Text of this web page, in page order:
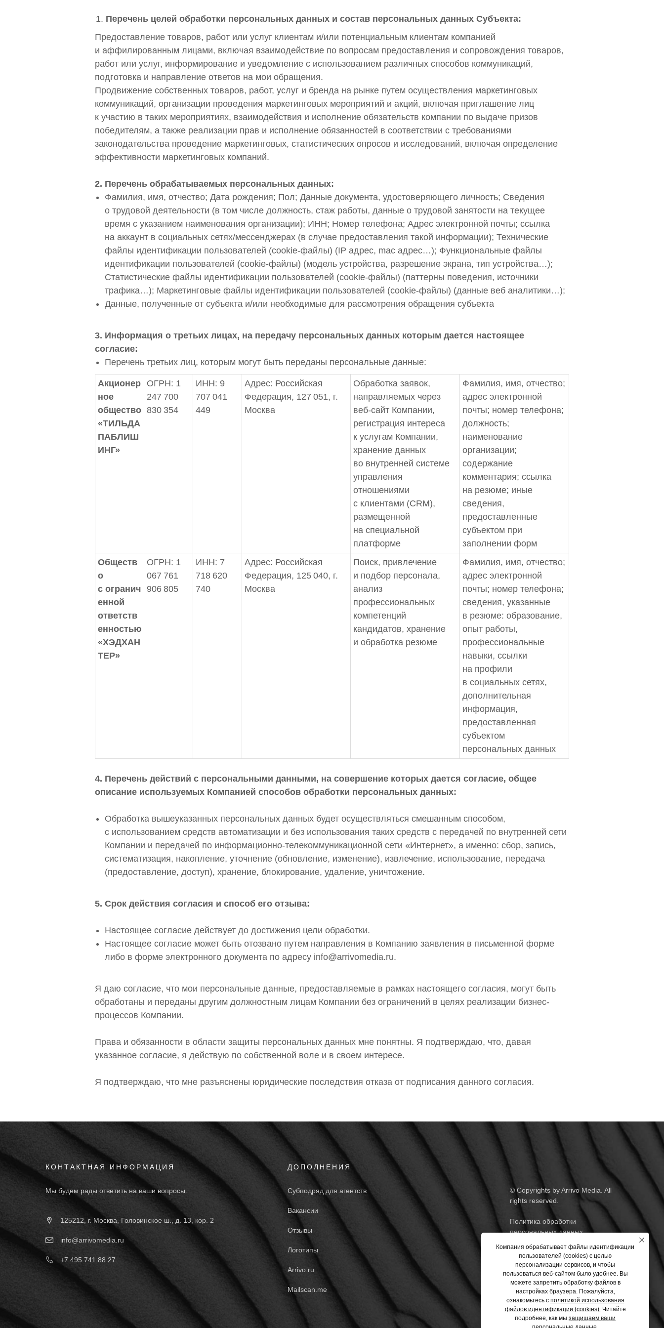
Компания обрабатывает файлы идентификации
пользователей (cookies) с целью
персонализации сервисов, и чтобы
пользоваться веб-сайтом было удобнее. Вы
можете запретить обработку файлов в
настройках браузера. Пожалуйста,
ознакомьтесь с политикой использования
файлов идентификации (cookies).Читайте
подробнее, как мы защищаем ваши
Перечень целей обработки персональных данных и состав персональных данных Субъекта:
Предоставление товаров, работ или услуг клиентам и/или потенциальным клиентам компанией
и аффилированным лицами, включая взаимодействие по вопросам предоставления и сопровождения товаров,
работ или услуг, информирование и уведомление с использованием различных способов коммуникаций,
подготовка и направление ответов на мои обращения.
Продвижение собственных товаров, работ, услуг и бренда на рынке путем осуществления маркетинговых
коммуникаций, организации проведения маркетинговых мероприятий и акций, включая приглашение лиц
к участию в таких мероприятиях, взаимодействия и исполнение обязательств компании по выдаче призов
победителям, а также реализации прав и исполнение обязанностей в соответствии с требованиями
законодательства проведение маркетинговых, статистических опросов и исследований, включая определение
эффективности маркетинговых компаний.
2. Перечень обрабатываемых персональных данных:
Фамилия, имя, отчество; Дата рождения; Пол; Данные документа, удостоверяющего личность; Сведения
о трудовой деятельности (в том числе должность, стаж работы, данные о трудовой занятости на текущее
время с указанием наименования организации); ИНН; Номер телефона; Адрес электронной почты; ссылка
на аккаунт в социальных сетях/мессенджерах (в случае предоставления такой информации); Технические
файлы идентификации пользователей (cookie-файлы) (IP адрес, mac адрес…); Функциональные файлы
идентификации пользователей (cookie-файлы) (модель устройства, разрешение экрана, тип устройства…);
Статистические файлы идентификации пользователей (cookie-файлы) (паттерны поведения, источники
трафика…); Маркетинговые файлы идентификации пользователей (cookie-файлы) (данные веб аналитики…);
Данные, полученные от субъекта и/или необходимые для рассмотрения обращения субъекта
3. Информация о третьих лицах, на передачу персональных данных которым дается настоящее
согласие:
Перечень третьих лиц, которым могут быть переданы персональные данные:
Акционер
ное
общество
«ТИЛЬДА
ПАБЛИШ
ИНГ»
ОГРН: 1
247 700
830 354
ИНН: 9
707 041
449
Адрес: Российская
Федерация, 127 051, г.
Москва
Обработка заявок,
направляемых через
веб-сайт Компании,
регистрация интереса
к услугам Компании,
хранение данных
во внутренней системе
управления
отношениями
с клиентами (CRM),
размещенной
на специальной
платформе
Фамилия, имя, отчество;
адрес электронной
почты; номер телефона;
должность;
наименование
организации;
содержание
комментария; ссылка
на резюме; иные
сведения,
предоставленные
субъектом при
заполнении форм
Обществ
о
с огранич
енной
ответств
енностью
«ХЭДХАН
ТЕР»
ОГРН: 1
067 761
906 805
ИНН: 7
718 620
740
Адрес: Российская
Федерация, 125 040, г.
Москва
Поиск, привлечение
и подбор персонала,
анализ
профессиональных
компетенций
кандидатов, хранение
и обработка резюме
Фамилия, имя, отчество;
адрес электронной
почты; номер телефона;
сведения, указанные
в резюме: образование,
опыт работы,
профессиональные
навыки, ссылки
на профили
в социальных сетях,
дополнительная
информация,
предоставленная
субъектом
персональных данных
4. Перечень действий с персональными данными, на совершение которых дается согласие, общее
описание используемых Компанией способов обработки персональных данных:
Обработка вышеуказанных персональных данных будет осуществляться смешанным способом,
с использованием средств автоматизации и без использования таких средств с передачей по внутренней сети
Компании и передачей по информационно-телекоммуникационной сети «Интернет», а именно: сбор, запись,
систематизация, накопление, уточнение (обновление, изменение), извлечение, использование, передача
(предоставление, доступ), хранение, блокирование, удаление, уничтожение.
5. Срок действия согласия и способ его отзыва:
Настоящее согласие действует до достижения цели обработки.
Настоящее согласие может быть отозвано путем направления в Компанию заявления в письменной форме
либо в форме электронного документа по адресу info@arrivomedia.ru.
Я даю согласие, что мои персональные данные, предоставляемые в рамках настоящего согласия, могут быть
обработаны и переданы другим должностным лицам Компании без ограничений в целях реализации бизнес-
процессов Компании.
Права и обязанности в области защиты персональных данных мне понятны. Я подтверждаю, что, давая
указанное согласие, я действую по собственной воле и в своем интересе.
Я подтверждаю, что мне разъяснены юридические последствия отказа от подписания данного согласия.
КОНТАКТНАЯ ИНФОРМАЦИЯ
Мы будем рады ответить на ваши вопросы.
125212, г. Москва, Головинское ш., д. 13, кор. 2
info@arrivomedia.ru
+7 495 741 88 27
ДОПОЛНЕНИЯ
Субподряд для агентств
Вакансии
Логотипы
Отзывы
Arrivo.ru
Mailscan.me
© Copyrights by Arrivo Media. All
rights reserved.
Политика обработки
персональных данных
Согласие на обработку
персональных данных
Политика использования COOKIE-
ФАЙЛОВ